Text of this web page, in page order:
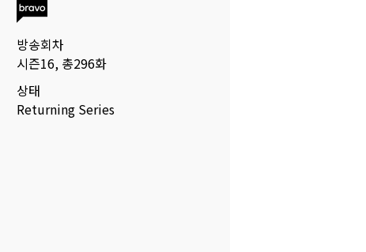
방송회차
시즌16, 총296화
상태
Returning Series